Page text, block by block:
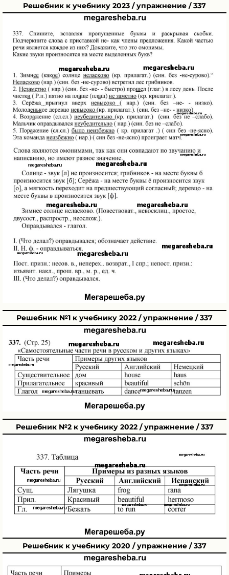
Решебник к учебнику 2023 / упражнение / 337
Решебник №1 к учебнику 2022 / упражнение / 337
Решебник №2 к учебнику 2022 / упражнение / 337
Решебник к учебнику 2020 / упражнение / 337